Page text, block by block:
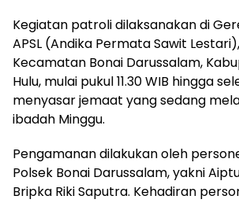
Kegiatan patroli dilaksanakan di
APSL (Andika Permata Sawit
Kecamatan Bonai Darussalam,
Hulu, mulai pukul 11.30 WIB hingga
menyasar jemaat yang sedang
ibadah Minggu.
Pengamanan dilakukan oleh
Polsek Bonai Darussalam, yakni
Bripka Riki Saputra. Kehadiran